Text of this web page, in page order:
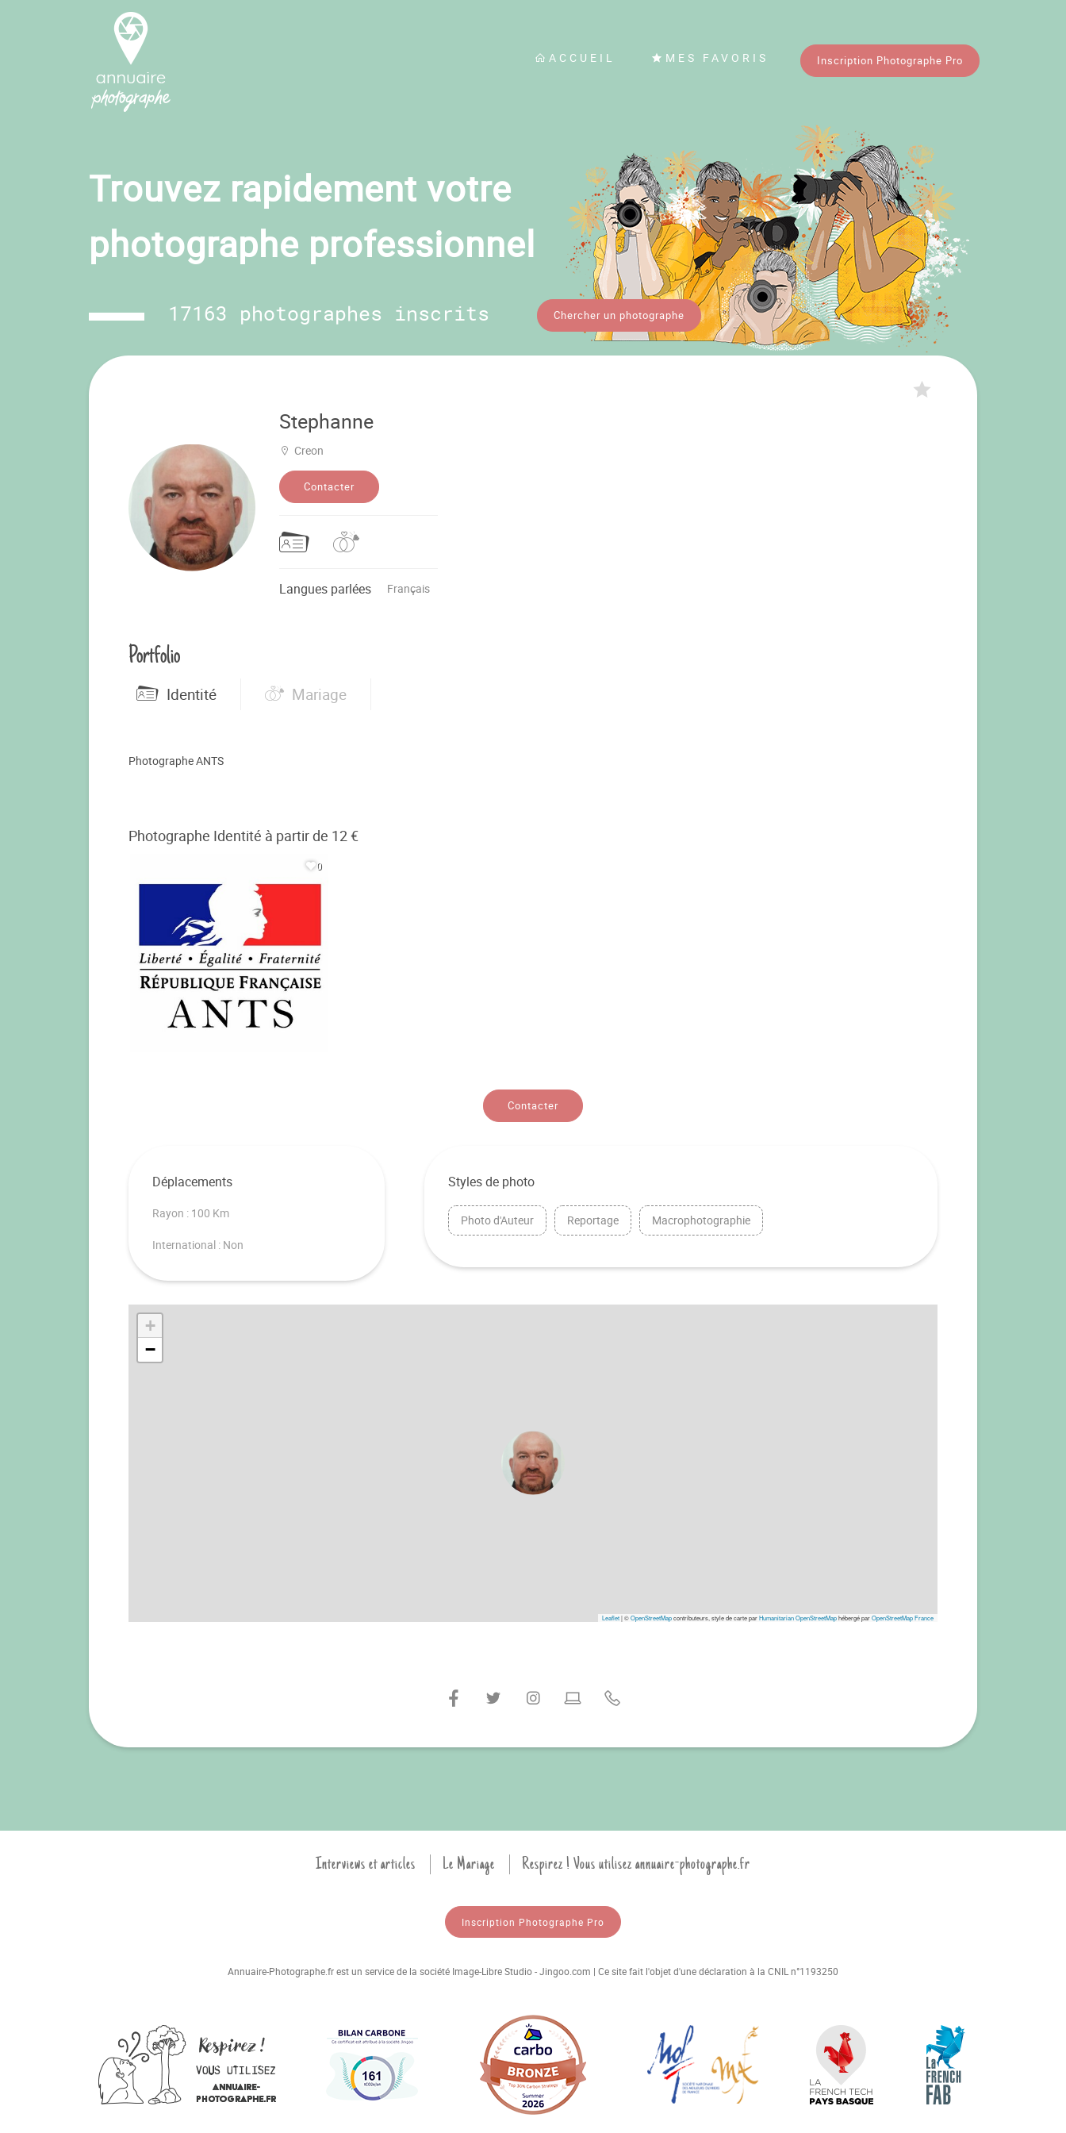
ACCUEIL MES FAVORIS Inscription Photographe Pro
Trouvez rapidement votre
photographe professionnel
17163 photographes inscrits Chercher un photographe
Stephanne
Creon
Contacter
Langues parlées Français
Portfolio
Identité Mariage
Photographe ANTS
Photographe Identité à partir de 12 €
0
Contacter
Déplacements
Rayon : 100 Km
International : Non
Styles de photo
Photo d'Auteur Reportage Macrophotographie
+
−
Leaflet|©OpenStreetMapcontributeurs, style de carte parHumanitarian OpenStreetMaphébergé parOpenStreetMap France
Interviews et articles Le Mariage Respirez ! Vous utilisez annuaire-photographe.fr
Inscription Photographe Pro
Annuaire-Photographe.fr est un service de la société Image-Libre Studio - Jingoo.com | Ce site fait l'objet d'une déclaration à la CNIL n°1193250